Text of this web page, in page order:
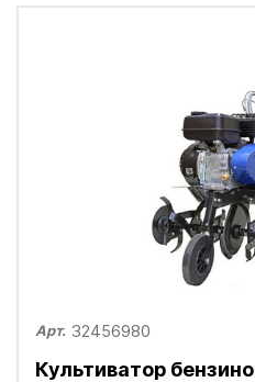
Арт. 32456980
Культиватор